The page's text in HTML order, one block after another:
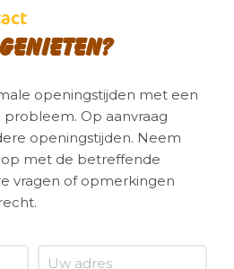
openingstijden met een
Op aanvraag
openingstijden. Neem
met de betreffende
vragen of opmerkingen